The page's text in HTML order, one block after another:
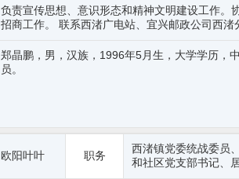
负责宣传思想、意识形态和精神文明建设工作。
招商工作。 联系西渚广电站、宜兴邮政公司西渚
郑晶鹏，男，汉族，1996年5月生，大学学历，
员。
欧阳叶叶 职务
西渚镇党委统战委员
和社区党支部书记、